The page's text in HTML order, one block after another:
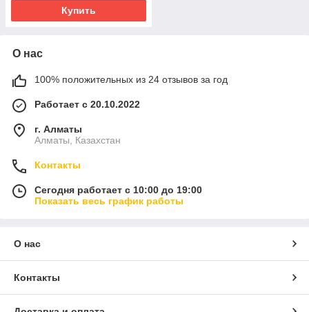
Купить
О нас
100% положительных из 24 отзывов за год
Работает с 20.10.2022
г. Алматы
Алматы, Казахстан
Контакты
Сегодня работает с 10:00 до 19:00
Показать весь график работы
О нас
Контакты